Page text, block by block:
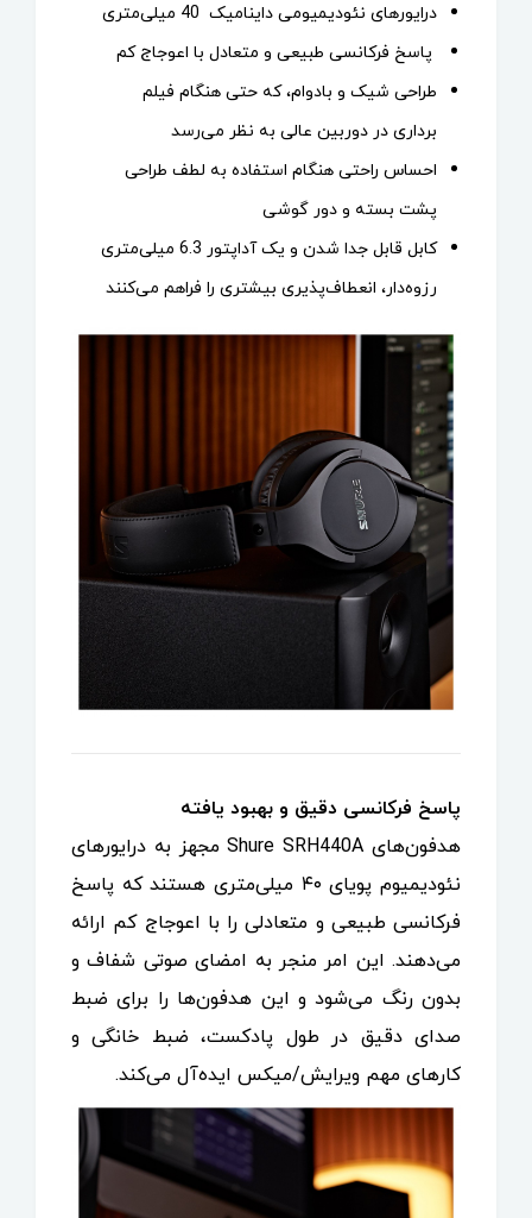
درایورهای نئودیمیومی داینامیک 40 میلی‌متری
پاسخ فرکانسی طبیعی و متعادل با اعوجاج کم
طراحی شیک و بادوام، که حتی هنگام فیلم
برداری در دوربین عالی به نظر می‌رسد
احساس راحتی هنگام استفاده به لطف طراحی
پشت بسته و دور گوشی
کابل قابل جدا شدن و یک آداپتور 6.3 میلی‌متری
رزوه‌دار، انعطاف‌پذیری بیشتری را فراهم می‌کنند
پاسخ فرکانسی دقیق و بهبود یافته
هدفون‌های Shure SRH440A مجهز به درایورهای
نئودیمیوم پویای ۴۰ میلی‌متری هستند که پاسخ
فرکانسی طبیعی و متعادلی را با اعوجاج کم ارائه
می‌دهند. این امر منجر به امضای صوتی شفاف و
بدون رنگ می‌شود و این هدفون‌ها را برای ضبط
صدای دقیق در طول پادکست، ضبط خانگی و
کارهای مهم ویرایش/میکس ایده‌آل می‌کند.